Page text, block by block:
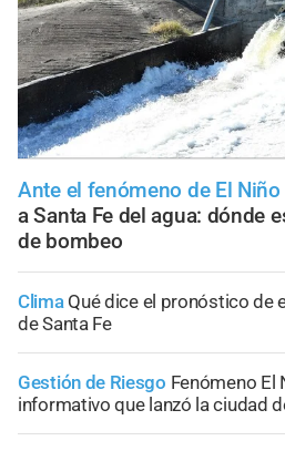
Ante el fenómeno de El Niño
a Santa Fe del agua: dónde
de bombeo
Clima Qué dice el pronóstico de
de Santa Fe
Gestión de Riesgo Fenómeno El
informativo que lanzó la ciudad